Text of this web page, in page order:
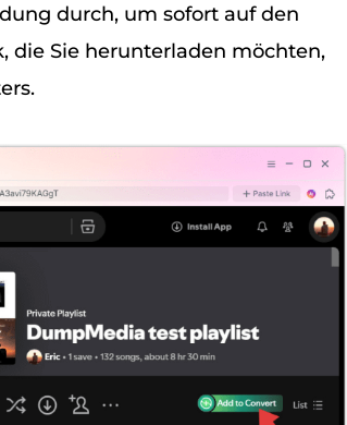
durch, um sofort auf den
die Sie herunterladen möchten,